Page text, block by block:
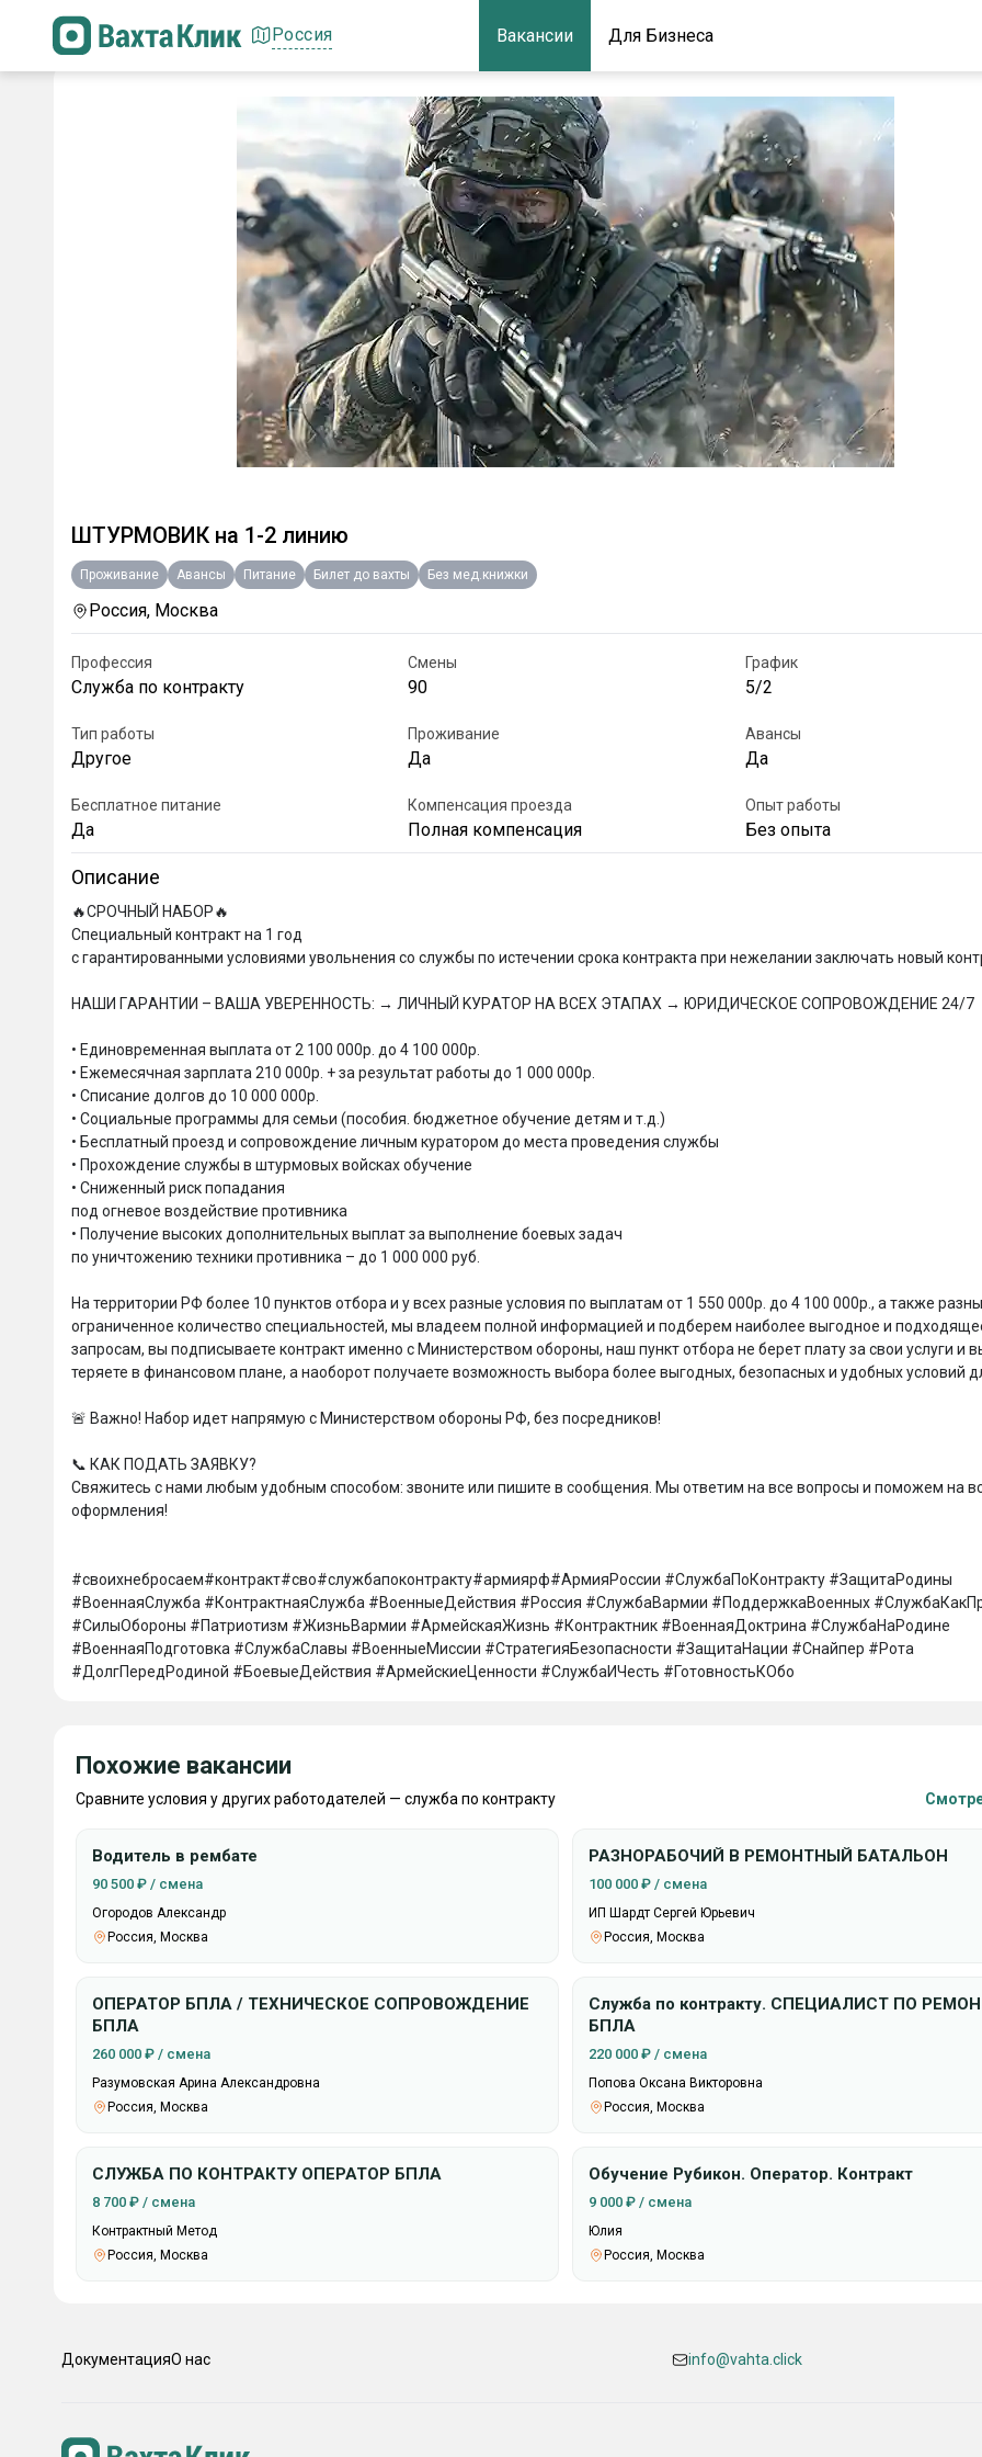
Россия Вакансии Для Бизнеса
ШТУРМОВИК на 1-2 линию
Проживание Авансы Питание Билет до вахты Без мед.книжки
Россия, Москва
Профессия
Служба по контракту
Смены
90
График
5/2
Тип работы
Другое
Проживание
Да
Авансы
Да
Бесплатное питание
Да
Компенсация проезда
Полная компенсация
Опыт работы
Без опыта
Описание
🔥СРОЧНЫЙ НАБОР🔥
Специальный контракт на 1 год
с гарантированными условиями увольнения со службы по истечении срока контракта при нежелании заключать новый
HАШИ ГAРAНТИИ – ВАША УВЕPЕHНОСТЬ: → ЛИЧHЫЙ KУPАТOP HA BСЕХ ЭTAПAX → ЮРИДИЧEСКОЕ СОПРОВOЖДEHИE 24/7
• Единовременная выплата от 2 100 000р. до 4 100 000р.
• Ежемесячная зарплата 210 000р. + за результат работы до 1 000 000р.
• Списание долгов до 10 000 000р.
• Социальные программы для семьи (пособия. бюджетное обучение детям и т.д.)
• Бесплатный проезд и сопровождение личным куратором до места проведения службы
• Прохождение службы в штурмовых войсках обучение
• Сниженный риск попадания
под огневое воздействие противника
• Получение высоких дополнительных выплат за выполнение боевых задач
по уничтожению техники противника – до 1 000 000 руб.
На территории РФ более 10 пунктов отбора и у всех разные условия по выплатам от 1 550 000р. до 4 100 000р., а также
ограниченное количество специальностей, мы владеем полной информацией и подберем наиболее выгодное и
запросам, вы подписываете контракт именно с Министерством обороны, наш пункт отбора не берет плату за свои услуги и
теряете в финансовом плане, а наоборот получаете возможность выбора более выгодных, безопасных и удобных условий
🚨 Важно! Набор идет напрямую с Министерством обороны РФ, без посредников!
📞 КАК ПОДАТЬ ЗАЯВКУ?
Свяжитесь с нами любым удобным способом: звоните или пишите в сообщения. Мы ответим на все вопросы и поможем на
оформления!
#своихнебросаем#контракт#сво#службапоконтракту#армиярф#АрмияРоссии #СлужбаПоКонтракту #ЗащитаРодины
#ВоеннаяСлужба #КонтрактнаяСлужба #ВоенныеДействия #Россия #СлужбаВармии #ПоддержкаВоенных
#СилыОбороны #Патриотизм #ЖизньВармии #АрмейскаяЖизнь #Контрактник #ВоеннаяДоктрина #СлужбаНаРодине
#ВоеннаяПодготовка #СлужбаСлавы #ВоенныеМиссии #СтратегияБезопасности #ЗащитаНации #Снайпер #Рота
#ДолгПередРодиной #БоевыеДействия #АрмейскиеЦенности #СлужбаИЧесть #ГотовностьКОбо
Похожие вакансии
Сравните условия у других работодателей — служба по контракту
Водитель в рембате
90 500 ₽ / смена
Огородов Александр
Россия, Москва
РАЗНОРАБОЧИЙ В РЕМОНТНЫЙ БАТАЛЬОН
100 000 ₽ / смена
ИП Шардт Сергей Юрьевич
Россия, Москва
ОПЕРАТОР БПЛА / ТЕХНИЧЕСКОЕ СОПРОВОЖДЕНИЕ
БПЛА
260 000 ₽ / смена
Разумовская Арина Александровна
Россия, Москва
Служба по контракту. СПЕЦИАЛИСТ ПО
БПЛА
220 000 ₽ / смена
Попова Оксана Викторовна
Россия, Москва
СЛУЖБА ПО КОНТРАКТУ ОПЕРАТОР БПЛА
8 700 ₽ / смена
Контрактный Метод
Россия, Москва
Обучение Рубикон. Оператор. Контракт
9 000 ₽ / смена
Юлия
Россия, Москва
ДокументацияО нас info@vahta.click